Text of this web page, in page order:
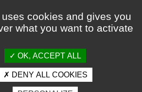
cookies and gives you
what you want to activate
OK, ACCEPT ALL
DENY ALL COOKIES